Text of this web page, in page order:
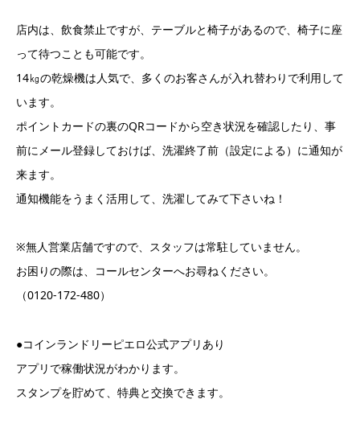
店内は、飲食禁止ですが、テーブルと椅子があるので、椅子に座
って待つことも可能です。
14㎏の乾燥機は人気で、多くのお客さんが入れ替わりで利用して
います。
ポイントカードの裏のQRコードから空き状況を確認したり、事
前にメール登録しておけば、洗濯終了前（設定による）に通知が
来ます。
通知機能をうまく活用して、洗濯してみて下さいね！
※無人営業店舗ですので、スタッフは常駐していません。
お困りの際は、コールセンターへお尋ねください。
（0120-172-480）
●コインランドリーピエロ公式アプリあり
アプリで稼働状況がわかります。
スタンプを貯めて、特典と交換できます。